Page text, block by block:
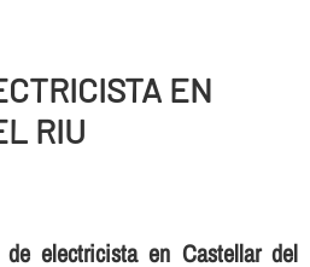
EN
RIU
de electricista en Castellar del